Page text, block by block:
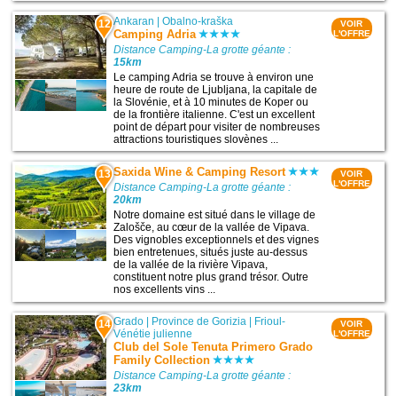
12 Ankaran |Obalno-kraška
Camping Adria
Distance Camping-La grotte géante :
15km
Le camping Adria se trouve à environ une
heure de route de Ljubljana, la capitale de
la Slovénie, et à 10 minutes de Koper ou
de la frontière italienne. C'est un excellent
point de départ pour visiter de nombreuses
attractions touristiques slovènes ...
VOIR
L'OFFRE
13 Saxida Wine & Camping Resort
Distance Camping-La grotte géante :
20km
Notre domaine est situé dans le village de
Zalošče, au cœur de la vallée de Vipava.
Des vignobles exceptionnels et des vignes
bien entretenues, situés juste au-dessus
de la vallée de la rivière Vipava,
constituent notre plus grand trésor. Outre
nos excellents vins ...
VOIR
L'OFFRE
14 Grado Province de Gorizia
Frioul-
Vénétie julienne
Club del Sole Tenuta Primero Grado
Family Collection
Distance Camping-La grotte géante :
23km
VOIR
L'OFFRE